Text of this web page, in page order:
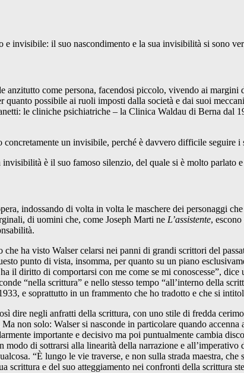
e invisibile: il suo nascondimento e la sua invisibilità si sono
anzitutto come persona, facendosi piccolo, vivendo ai
quanto possibile ai ruoli imposti dalla società e dai suoi
le cliniche psichiatriche – la Clinica Waldau di Berna
concretamente un invisibile, perché è davvero difficile seguire i
invisibilità è il suo famoso silenzio, del quale si è molto
indossando di volta in volta le maschere dei personaggi
di uomini che, come Joseph Marti ne L’assistente,
ha visto Walser celarsi nei panni di grandi scrittori del
punto di vista, insomma, per quanto su un piano
il diritto di comportarsi con me come se mi conoscesse”,
“nella scrittura” e nello stesso tempo “all’interno della
e soprattutto in un frammento che ho tradotto e che si
dire negli anfratti della scrittura, con uno stile di fredda
non solo: Walser si nasconde in particolare quando
importante e decisivo ma poi puntualmente cambia
di sottrarsi alla linearità della narrazione e
“È lungo le vie traverse, e non sulla strada maestra,
scrittura e del suo atteggiamento nei confronti della scrittura